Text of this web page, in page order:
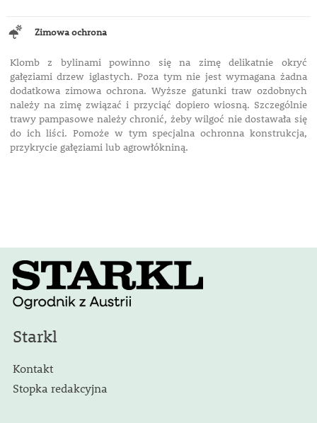
Zimowa ochrona
Klomb z bylinami powinno się na zimę delikatnie okryć
gałęziami drzew iglastych. Poza tym nie jest wymagana żadna
dodatkowa zimowa ochrona. Wyższe gatunki traw ozdobnych
należy na zimę związać i przyciąć dopiero wiosną. Szczególnie
trawy pampasowe należy chronić, żeby wilgoć nie dostawała się
do ich liści. Pomoże w tym specjalna ochronna konstrukcja,
przykrycie gałęziami lub agrowłókniną.
Starkl
Kontakt
Stopka redakcyjna